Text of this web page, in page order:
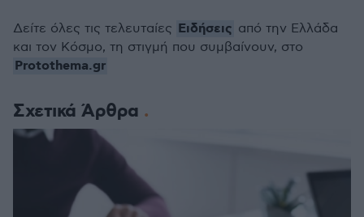
Σχετικά Άρθρα
Δείτε όλες τις τελευταίες Ειδήσεις από την Ελλάδα
και τον Κόσμο, τη στιγμή που συμβαίνουν, στο
Protothema.gr